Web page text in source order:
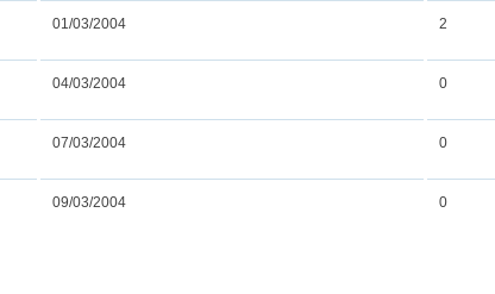
01/03/2004 2
04/03/2004 0
07/03/2004 0
09/03/2004 0